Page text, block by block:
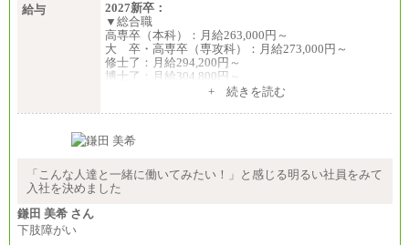
給与
2027新卒：
▼総合職
高専卒（本科）：月給263,000円～
大 卒・高専卒（専攻科）：月給273,000円～
修士了：月給294,200円～
博士了：月給304,800円～
で、それらを入社後の実業務において発揮できると
することがあります
▼アソシエイト職
月給235,000円
+ 続きを読む
「こんな人達と一緒に働いてみたい！」と感じる明るい社員をみて
入社を決めました
鎌田 美希 さん
下肢障がい